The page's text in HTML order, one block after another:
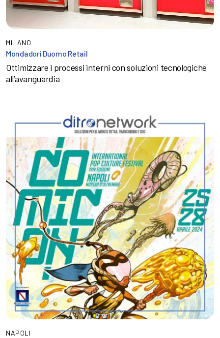
MILANO
Mondadori Duomo Retail
Ottimizzare i processi interni con soluzioni tecnologiche
all’avanguardia
NAPOLI